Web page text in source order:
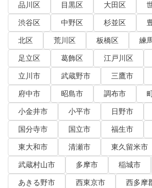
品川区
目黒区 大田区
渋谷区
中野区 杉並区
北区
荒川区 板橋区
練
足立区
葛飾区 江戸川区
立川市
武蔵野市 三鷹市
府中市
昭島市 調布市
小金井市
小平市 日野市
国分寺市
国立市 福生市
東大和市
清瀬市
東久留米市
武蔵村山市
多摩市 稲城市
あきる野市
西東京市
西多摩